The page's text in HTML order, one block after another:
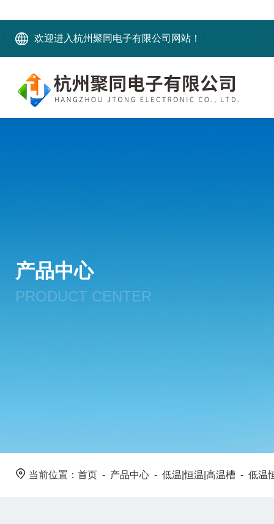
欢迎进入杭州聚同电子有限公司网站！
产品中心
PRODUCT CENTER
当前位置： 首页 - 产品中心 - 低温|恒温|高温槽 - 低温